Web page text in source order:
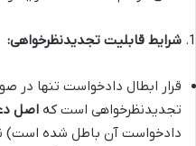
شرایط قابلیت تجدیدنظرخواهی:
قرار ابطال دادخواست تنها در
تجدیدنظرخواهی است که اصل
دادخواست آن باطل شده است)